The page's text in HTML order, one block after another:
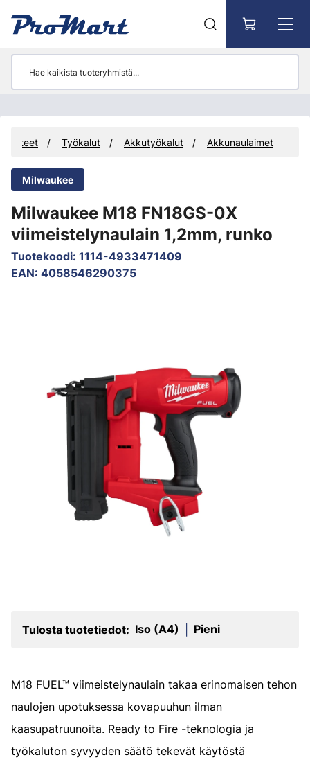
Tuotteet Työkalut Akkutyökalut Akkunaulaimet
Milwaukee
Milwaukee M18 FN18GS-0X
viimeistelynaulain 1,2mm, runko
Tuotekoodi: 1114-4933471409
EAN: 4058546290375
Tulosta tuotetiedot: Iso (A4) Pieni
M18 FUEL™ viimeistelynaulain takaa erinomaisen tehon
naulojen upotuksessa kovapuuhun ilman
kaasupatruunoita. Ready to Fire -teknologia ja
työkaluton syvyyden säätö tekevät käytöstä